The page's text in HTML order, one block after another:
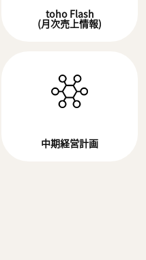
toho Flash
(月次売上情報)
中期経営計画